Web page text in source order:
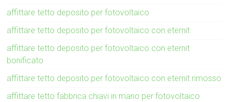
affittare tetto deposito per fotovoltaico
affittare tetto deposito per fotovoltaico con eternit
affittare tetto deposito per fotovoltaico con eternit
bonificato
affittare tetto deposito per fotovoltaico con eternit rimosso
affittare tetto fabbrica chiavi in mano per fotovoltaico